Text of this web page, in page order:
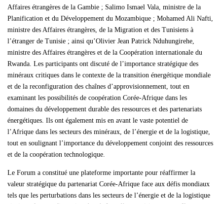
Affaires étrangères de la Gambie ; Salimo Ismael Vala, ministre de la
Planification et du Développement du Mozambique ; Mohamed Ali Nafti,
ministre des Affaires étrangères, de la Migration et des Tunisiens à
l’étranger de Tunisie ; ainsi qu’Olivier Jean Patrick Nduhungirehe,
ministre des Affaires étrangères et de la Coopération internationale du
Rwanda. Les participants ont discuté de l’importance stratégique des
minéraux critiques dans le contexte de la transition énergétique mondiale
et de la reconfiguration des chaînes d’approvisionnement, tout en
examinant les possibilités de coopération Corée-Afrique dans les
domaines du développement durable des ressources et des partenariats
énergétiques. Ils ont également mis en avant le vaste potentiel de
l’Afrique dans les secteurs des minéraux, de l’énergie et de la logistique,
tout en soulignant l’importance du développement conjoint des ressources
et de la coopération technologique.
Le Forum a constitué une plateforme importante pour réaffirmer la
valeur stratégique du partenariat Corée-Afrique face aux défis mondiaux
tels que les perturbations dans les secteurs de l’énergie et de la logistique